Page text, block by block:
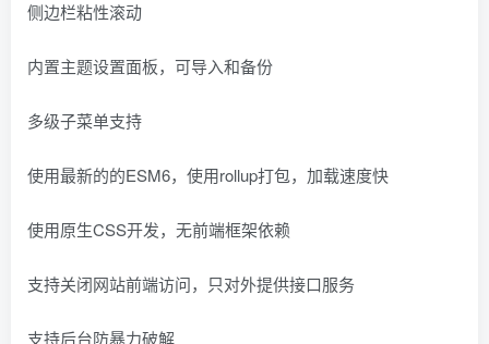
侧边栏粘性滚动
内置主题设置面板，可导入和备份
多级子菜单支持
使用最新的的ESM6，使用rollup打包，加载速度快
使用原生CSS开发，无前端框架依赖
支持关闭网站前端访问，只对外提供接口服务
支持后台防暴力破解